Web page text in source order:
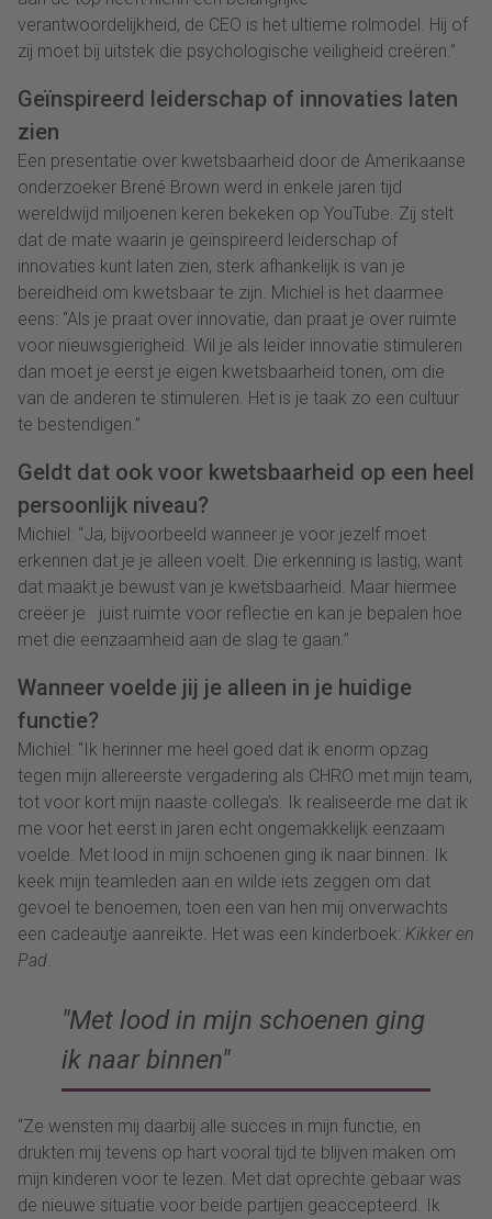
verantwoordelijkheid, de CEO is het ultieme rolmodel. Hij of
zij moet bij uitstek die psychologische veiligheid creëren.”
Geïnspireerd leiderschap of innovaties laten
zien
Een presentatie over kwetsbaarheid door de Amerikaanse
onderzoeker Brené Brown werd in enkele jaren tijd
wereldwijd miljoenen keren bekeken op YouTube. Zij stelt
dat de mate waarin je geïnspireerd leiderschap of
innovaties kunt laten zien, sterk afhankelijk is van je
bereidheid om kwetsbaar te zijn. Michiel is het daarmee
eens: “Als je praat over innovatie, dan praat je over ruimte
voor nieuwsgierigheid. Wil je als leider innovatie stimuleren
dan moet je eerst je eigen kwetsbaarheid tonen, om die
van de anderen te stimuleren. Het is je taak zo een cultuur
te bestendigen.”
Geldt dat ook voor kwetsbaarheid op een heel
persoonlijk niveau?
Michiel: “Ja, bijvoorbeeld wanneer je voor jezelf moet
erkennen dat je je alleen voelt. Die erkenning is lastig, want
dat maakt je bewust van je kwetsbaarheid. Maar hiermee
creëer je juist ruimte voor reflectie en kan je bepalen hoe
met die eenzaamheid aan de slag te gaan.”
Wanneer voelde jij je alleen in je huidige
functie?
Michiel: “Ik herinner me heel goed dat ik enorm opzag
tegen mijn allereerste vergadering als CHRO met mijn team,
tot voor kort mijn naaste collega’s. Ik realiseerde me dat ik
me voor het eerst in jaren echt ongemakkelijk eenzaam
voelde. Met lood in mijn schoenen ging ik naar binnen. Ik
keek mijn teamleden aan en wilde iets zeggen om dat
gevoel te benoemen, toen een van hen mij onverwachts
een cadeautje aanreikte. Het was een kinderboek: Kikker en
Pad
Met lood in mijn schoenen ging
ik naar binnen
“Ze wensten mij daarbij alle succes in mijn functie, en
drukten mij tevens op hart vooral tijd te blijven maken om
mijn kinderen voor te lezen. Met dat oprechte gebaar was
de nieuwe situatie voor beide partijen geaccepteerd. Ik